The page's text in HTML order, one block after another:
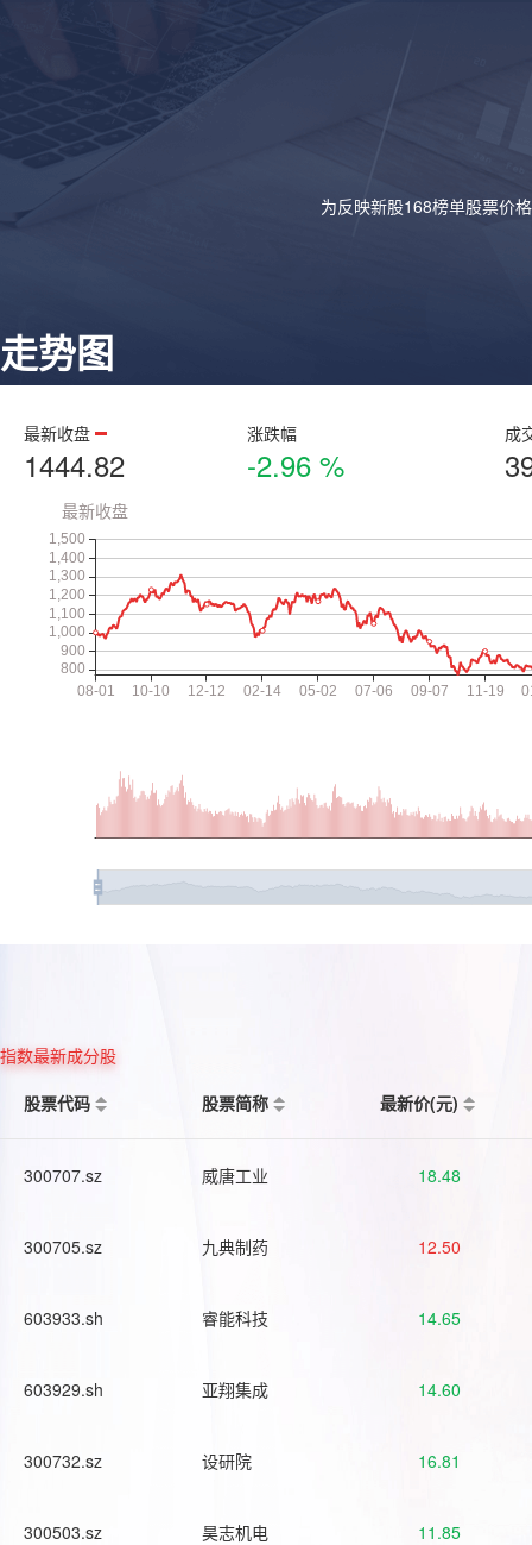
为反映新股168榜单股票价
走势图
最新收盘
1444.82
涨跌幅
-2.96 %
成
指数最新成分股
股票代码
股票简称 最新价(元)
300707.sz 威唐工业 18.48
300705.sz 九典制药 12.50
603933.sh 睿能科技 14.65
603929.sh 亚翔集成 14.60
300732.sz 设研院 16.81
300503.sz 昊志机电 11.85